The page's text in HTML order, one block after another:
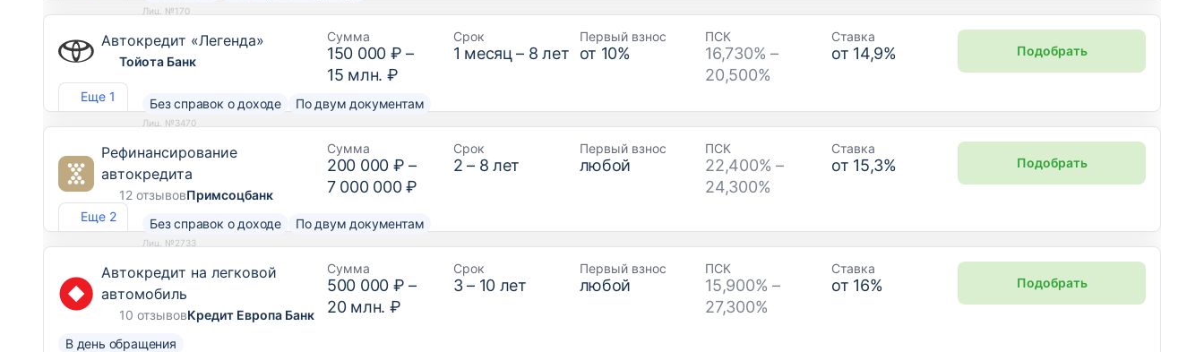
Лиц. №170
Еще 1
Автокредит «Легенда»
Тойота Банк
Сумма
150 000 ₽ –
15 млн. ₽
Срок
1 месяц – 8 лет
Первый взнос
от 10%
ПСК
16,730% –
20,500%
Ставка
от 14,9%
Без справок о доходе По двум документам
Подобрать
Лиц. №3470
Еще 2
Рефинансирование
автокредита
12 отзывовПримсоцбанк
Сумма
200 000 ₽ –
7 000 000 ₽
Срок
2 – 8 лет
Первый взнос
любой
ПСК
22,400% –
24,300%
Ставка
от 15,3%
Без справок о доходе По двум документам
Подобрать
Лиц. №2733
Автокредит на легковой
автомобиль
10 отзывовКредит Европа Банк
Сумма
500 000 ₽ –
20 млн. ₽
Срок
3– 10 лет
Первый взнос
любой
ПСК
15,900% –
27,300%
Ставка
от 16%
В день обращения
Подобрать